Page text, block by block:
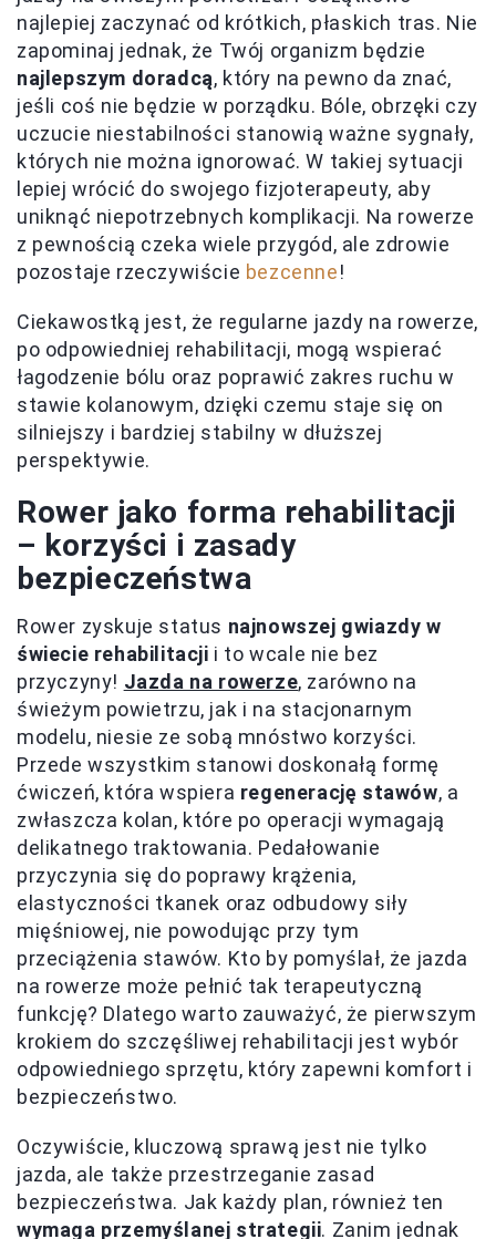
najlepiej zaczynać od krótkich, płaskich tras. Nie
zapominaj jednak, że Twój organizm będzie
najlepszym doradcą, który na pewno da znać,
jeśli coś nie będzie w porządku. Bóle, obrzęki czy
uczucie niestabilności stanowią ważne sygnały,
których nie można ignorować. W takiej sytuacji
lepiej wrócić do swojego fizjoterapeuty, aby
uniknąć niepotrzebnych komplikacji. Na rowerze
z pewnością czeka wiele przygód, ale zdrowie
pozostaje rzeczywiście bezcenne!
Ciekawostką jest, że regularne jazdy na rowerze,
po odpowiedniej rehabilitacji, mogą wspierać
łagodzenie bólu oraz poprawić zakres ruchu w
stawie kolanowym, dzięki czemu staje się on
silniejszy i bardziej stabilny w dłuższej
perspektywie.
Rower jako forma rehabilitacji
– korzyści i zasady
bezpieczeństwa
Rower zyskuje status najnowszej gwiazdy w
świecie rehabilitacji i to wcale nie bez
przyczyny! Jazda na rowerze, zarówno na
świeżym powietrzu, jak i na stacjonarnym
modelu, niesie ze sobą mnóstwo korzyści.
Przede wszystkim stanowi doskonałą formę
ćwiczeń, która wspiera regenerację stawów, a
zwłaszcza kolan, które po operacji wymagają
delikatnego traktowania. Pedałowanie
przyczynia się do poprawy krążenia,
elastyczności tkanek oraz odbudowy siły
mięśniowej, nie powodując przy tym
przeciążenia stawów. Kto by pomyślał, że jazda
na rowerze może pełnić tak terapeutyczną
funkcję? Dlatego warto zauważyć, że pierwszym
krokiem do szczęśliwej rehabilitacji jest wybór
odpowiedniego sprzętu, który zapewni komfort i
bezpieczeństwo.
Oczywiście, kluczową sprawą jest nie tylko
jazda, ale także przestrzeganie zasad
bezpieczeństwa. Jak każdy plan, również ten
wymaga przemyślanej strategii. Zanim jednak